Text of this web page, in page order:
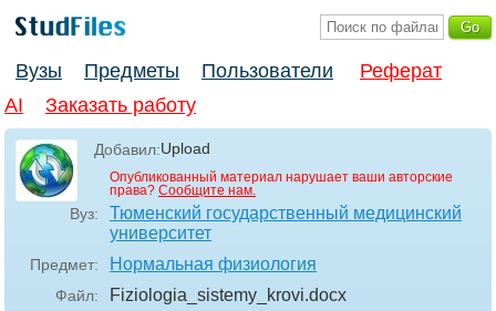
Вузы Предметы Пользователи
Реферат
AI
Заказать работу
Добавил:Upload
Опубликованный материал нарушает ваши авторские
права? Сообщите нам.
Вуз:
Тюменский государственный медицинский
университет
Предмет: Нормальная физиология
Файл: Fiziologia_sistemy_krovi.docx